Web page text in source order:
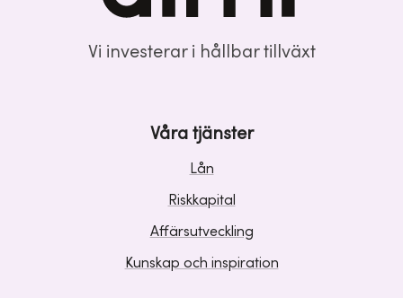
Vi investerar i hållbar tillväxt
Våra tjänster
Lån
Riskkapital
Affärsutveckling
Kunskap och inspiration